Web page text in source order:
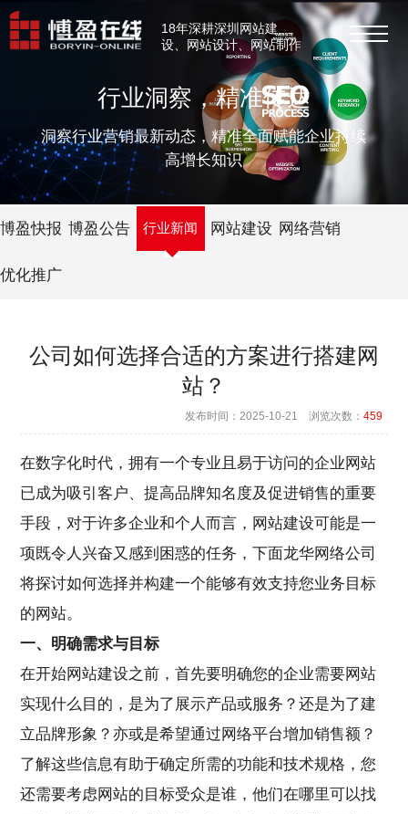
18年深耕深圳网站建
设、网站设计、网站制作
行业洞察，精准传达
洞察行业营销最新动态，精准全面赋能企业持续
高增长知识
博盈快报 博盈公告 行业新闻 网站建设 网络营销
优化推广
公司如何选择合适的方案进行搭建网
站？
发布时间：2025-10-21 浏览次数： 459
在数字化时代，拥有一个专业且易于访问的企业网站
已成为吸引客户、提高品牌知名度及促进销售的重要
手段，对于许多企业和个人而言，网站建设可能是一
项既令人兴奋又感到困惑的任务，下面龙华网络公司
将探讨如何选择并构建一个能够有效支持您业务目标
的网站。
一、明确需求与目标
在开始网站建设之前，首先要明确您的企业需要网站
实现什么目的，是为了展示产品或服务？还是为了建
立品牌形象？亦或是希望通过网络平台增加销售额？
了解这些信息有助于确定所需的功能和技术规格，您
还需要考虑网站的目标受众是谁，他们在哪里可以找